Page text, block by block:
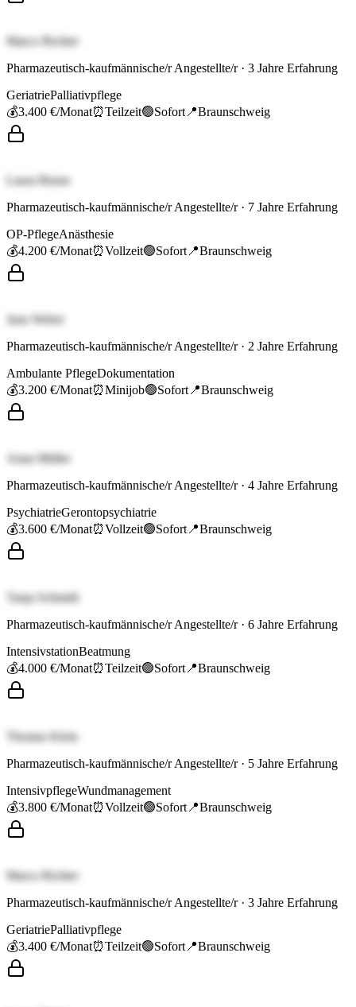
Marco Richter
Pharmazeutisch-kaufmännische/r Angestellte/r· 3 Jahre Erfahrung
GeriatriePalliativpflege
💰3.400 €/Monat⏰Teilzeit🟢Sofort 📍Braunschweig
Laura Braun
Pharmazeutisch-kaufmännische/r Angestellte/r· 7 Jahre Erfahrung
OP-PflegeAnästhesie
💰4.200 €/Monat⏰Vollzeit🟢Sofort 📍Braunschweig
Jana Weber
Pharmazeutisch-kaufmännische/r Angestellte/r· 2 Jahre Erfahrung
Ambulante PflegeDokumentation
💰3.200 €/Monat⏰Minijob🟢Sofort 📍Braunschweig
Anna Müller
Pharmazeutisch-kaufmännische/r Angestellte/r· 4 Jahre Erfahrung
PsychiatrieGerontopsychiatrie
💰3.600 €/Monat⏰Vollzeit🟢Sofort 📍Braunschweig
Tanja Schmidt
Pharmazeutisch-kaufmännische/r Angestellte/r· 6 Jahre Erfahrung
IntensivstationBeatmung
💰4.000 €/Monat⏰Teilzeit🟢Sofort 📍Braunschweig
Thomas Klein
Pharmazeutisch-kaufmännische/r Angestellte/r· 5 Jahre Erfahrung
IntensivpflegeWundmanagement
💰3.800 €/Monat⏰Vollzeit🟢Sofort 📍Braunschweig
Marco Richter
Pharmazeutisch-kaufmännische/r Angestellte/r· 3 Jahre Erfahrung
GeriatriePalliativpflege
💰3.400 €/Monat⏰Teilzeit🟢Sofort 📍Braunschweig